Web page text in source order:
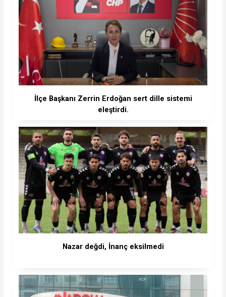
İlçe Başkanı Zerrin Erdoğan sert dille sistemi
eleştirdi.
Nazar değdi, İnanç eksilmedi